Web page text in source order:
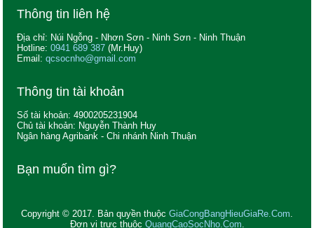
Thông tin liên hệ
Địa chỉ: Núi Ngỗng - Nhơn Sơn - Ninh Sơn - Ninh Thuận
Hotline:0941 689 387 (Mr.Huy)
Email:qcsocnho@gmail.com
Thông tin tài khoản
Số tài khoản: 4900205231904
Chủ tài khoản: Nguyễn Thành Huy
Ngân hàng Agribank - Chi nhánh Ninh Thuận
Bạn muốn tìm gì?
Copyright © 2017. Bản quyền thuộc GiaCongBangHieuGiaRe.Com.
Đơn vị trực thuộc QuangCaoSocNho.Com.